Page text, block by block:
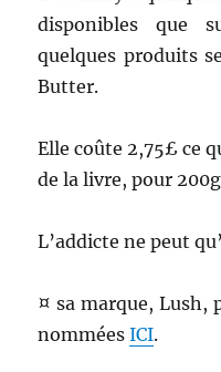
disponibles que
quelques produits
Butter.
Elle coûte 2,75£ ce
de la livre, pour
L’addicte ne peut
¤ sa marque, Lush,
nomméesICI.